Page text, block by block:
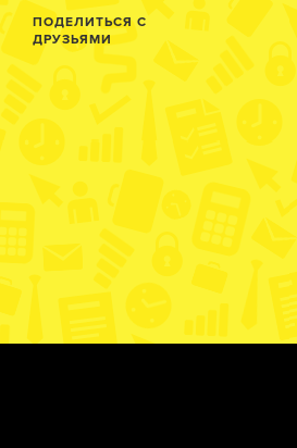
ПОДЕЛИТЬСЯ С
ДРУЗЬЯМИ